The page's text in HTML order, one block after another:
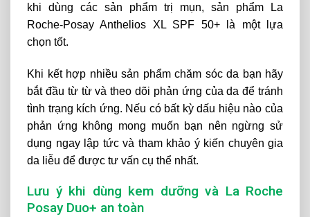
khi dùng các sản phẩm trị mụn, sản phẩm La
Roche-Posay Anthelios XL SPF 50+ là một lựa
chọn tốt.
Khi kết hợp nhiều sản phẩm chăm sóc da bạn hãy
bắt đầu từ từ và theo dõi phản ứng của da để tránh
tình trạng kích ứng. Nếu có bất kỳ dấu hiệu nào của
phản ứng không mong muốn bạn nên ngừng sử
dụng ngay lập tức và tham khảo ý kiến chuyên gia
da liễu để được tư vấn cụ thể nhất.
Lưu ý khi dùng kem dưỡng và La Roche
Posay Duo+ an toàn